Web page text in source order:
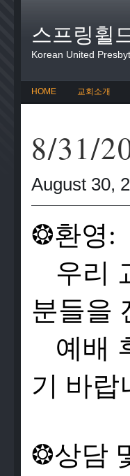
스프링휠
Korean United
HOME 교회소개
8/31/
August 30,
❂환영:
우리
분들을
예배
기 바랍
❂상담